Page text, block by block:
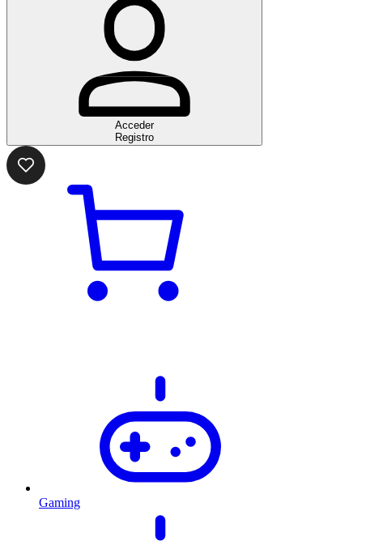
Acceder
Registro
Gaming